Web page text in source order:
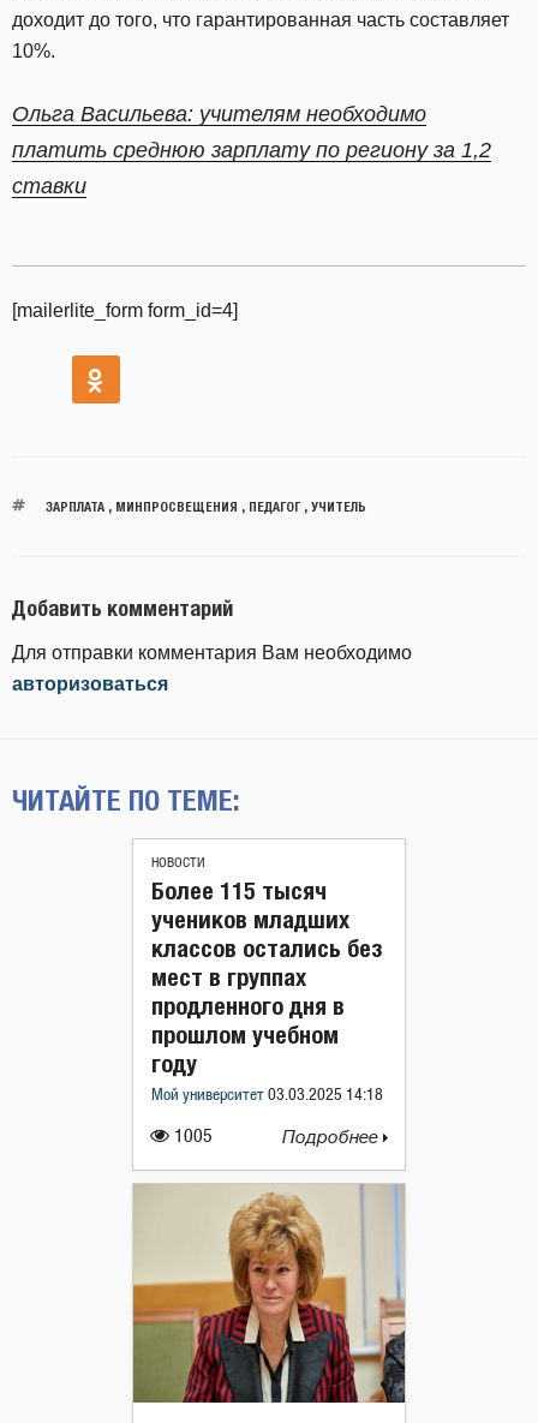
доходит до того, что гарантированная часть составляет
10%.
Ольга Васильева: учителям необходимо
платить среднюю зарплату по региону за 1,2
ставки
[mailerlite_form form_id=4]
ЗАРПЛАТА, МИНПРОСВЕЩЕНИЯ , ПЕДАГОГ, УЧИТЕЛЬ
Добавить комментарий
Для отправки комментария Вам необходимо
авторизоваться
ЧИТАЙТЕ ПО ТЕМЕ:
НОВОСТИ
1005
Более 115 тысяч
учеников младших
классов остались без
мест в группах
продленного дня в
прошлом учебном
году
Мой университет 03.03.2025 14:18
Подробнее